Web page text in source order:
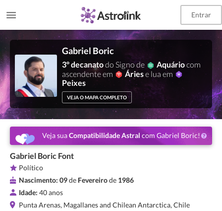
Entrar
Gabriel Boric
3º decanatodo Signo de Aquáriocom
ascendente em
Áriese lua em
Peixes
VEJA O MAPA COMPLETO
Veja suaCompatibilidade Astral com Gabriel Boric!
Gabriel Boric Font
Político
Nascimento: 09de Fevereirode 1986
Idade: 40 anos
Punta Arenas, Magallanes and Chilean Antarctica, Chile